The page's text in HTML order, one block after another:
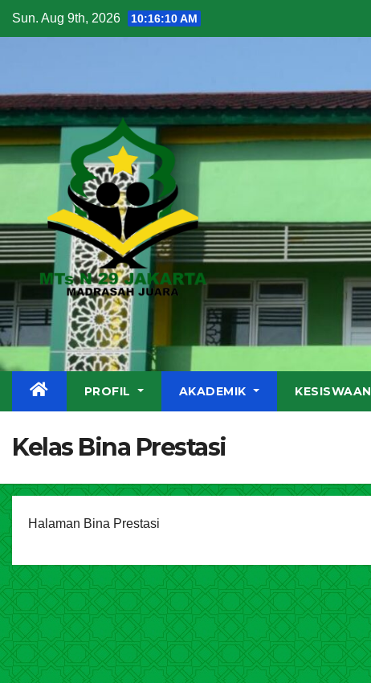
Skip
to
Sun. Aug 9th, 2026 10:16:11 AM
PROFIL AKADEMIK KESISWAAN
Kelas Bina Prestasi
Halaman Bina Prestasi